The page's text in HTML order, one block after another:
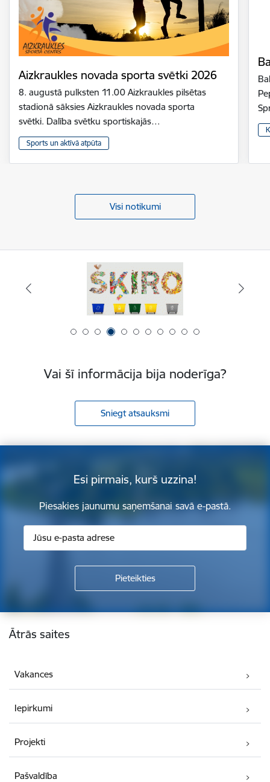
Aizkraukles novada sporta svētki 2026
8. augustā pulksten 11.00 Aizkraukles pilsētas
stadionā sāksies Aizkraukles novada sporta
svētki. Dalība svētku sportiskajās…
Sports un aktīvā atpūta
Visi notikumi
Vai šī informācija bija noderīga?
Sniegt atsauksmi
Esi pirmais, kurš uzzina!
Piesakies jaunumu saņemšanai savā e-pastā.
Kājene
Ātrās saites
Vakances
Iepirkumi
Projekti
Pašvaldība